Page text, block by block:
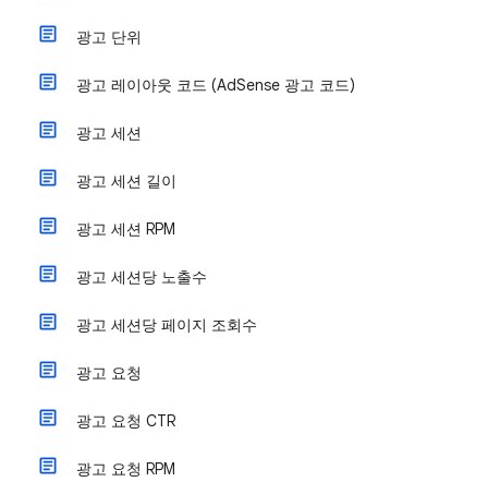
광고 단위
광고 레이아웃 코드 (AdSense 광고 코드)
광고 세션
광고 세션 길이
광고 세션 RPM
광고 세션당 노출수
광고 세션당 페이지 조회수
광고 요청
광고 요청 CTR
광고 요청 RPM